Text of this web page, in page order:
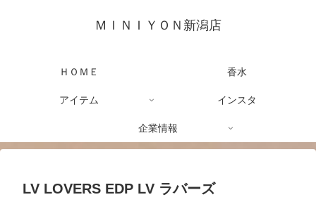
ＭＩＮＩＹＯＮ新潟店
ＨＯＭＥ 香水
アイテム インスタ
企業情報
LV LOVERS EDP LV ラバーズ